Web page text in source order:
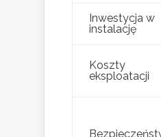
Inwestycja w
instalację
Koszty
eksploatacji